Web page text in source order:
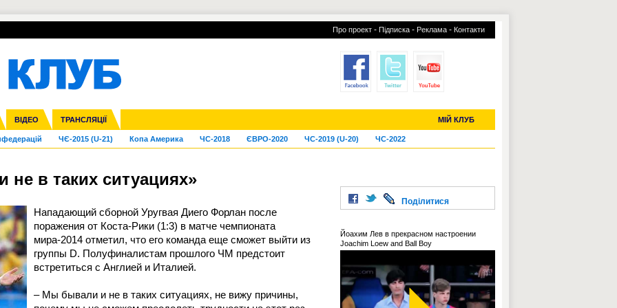
Про проект - Підписка - Реклама - Контакти
ВІДЕО ТРАНСЛЯЦІЇ МІЙ КЛУБ
ліга Кубок України Молодіжка
Ліга націй Ліга конференцій
Франція Інші
ЧЄ-2015 (U-21) Копа Америка ЧС-2018 ЄВРО-2020 ЧС-2019 (U-20) ЧС-2022
УПЛ-ПЕРЕХОДИ УСІ ТРАНСФЕРИ
в таких ситуациях»
Нападающий сборной Уругвая Диего Форлан после
поражения от Коста-Рики (1:3) в матче чемпионата
мира-2014 отметил, что его команда еще сможет выйти из
группы D. Полуфиналистам прошлого ЧМ предстоит
встретиться с Англией и Италией.
– Мы бывали и не в таких ситуациях, не вижу причины,
Поділитися
Йоахим Лев в прекрасном настроении
Joachim Loew and Ball Boy